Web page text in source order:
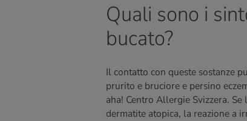
Quali sono i
bucato?
Il contatto con queste sostanze
prurito e bruciore e persino
aha! Centro Allergie Svizzera.
dermatite atopica, la reazione a